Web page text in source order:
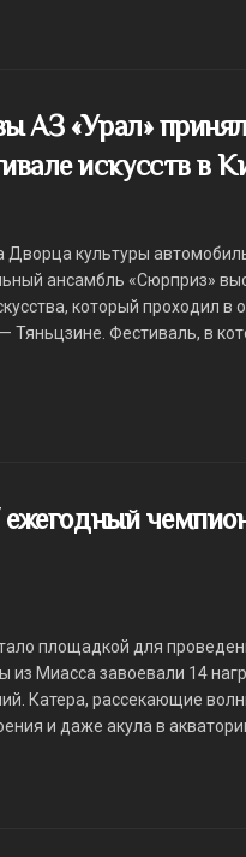
АЗ «Урал»
искусств в
Дворца культуры
ансамбль «Сюрприз»
который проходил
Тяньцзине. Фестиваль, в
площадкой для
из Миасса завоевали 14
Катера, рассекающие
и даже акула в акватории